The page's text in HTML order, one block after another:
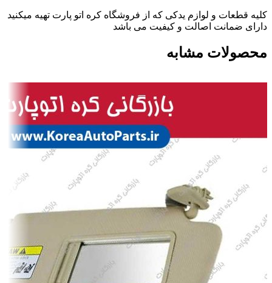
کلیه قطعات و لوازم یدکی که از فروشگاه کره اتو پارت تهیه میکنید
دارای ضمانت اصالت و کیفیت می باشد
محصولات مشابه